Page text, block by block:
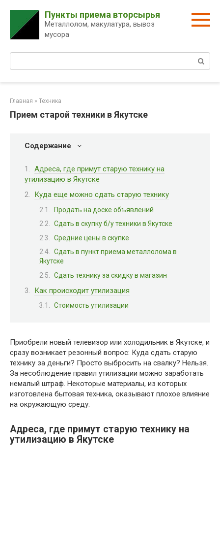
контенту
Пункты приема вторсырья
Металлолом, макулатура, вывоз
мусора
Главная » Техника
Прием старой техники в Якутске
Содержание
Адреса, где примут старую технику на
утилизацию в Якутске
Куда еще можно сдать старую технику
Продать на доске объявлений
Сдать в скупку б/у техники в Якутске
Средние цены в скупке
Сдать в пункт приема металлолома в
Якутске
Сдать технику за скидку в магазин
Как происходит утилизация
Стоимость утилизации
Приобрели новый телевизор или холодильник в Якутске, и
сразу возникает резонный вопрос: Куда сдать старую
технику за деньги? Просто выбросить на свалку? Нельзя.
За несоблюдение правил утилизации можно заработать
немалый штраф. Некоторые материалы, из которых
изготовлена бытовая техника, оказывают плохое влияние
на окружающую среду.
Адреса, где примут старую технику на
утилизацию в Якутске